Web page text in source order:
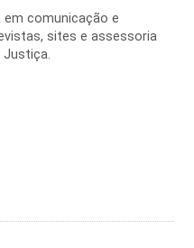
comunicação e
sites e assessoria
Justiça.